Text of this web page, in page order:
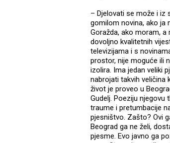
– Djelovati se može i iz
gomilom novina, ako ja
Goražda, ako moram,
dovoljno kvalitetnih
televizijama i s
prostor, nije moguće ili
izolira. Ima jedan veliki
nabrojati takvih veličina
život je proveo u
Gudelj. Poeziju
traume i pretumbacije
pjesništvo. Zašto? Ovi
Beograd ga ne želi,
pjesme. Evo javno ga